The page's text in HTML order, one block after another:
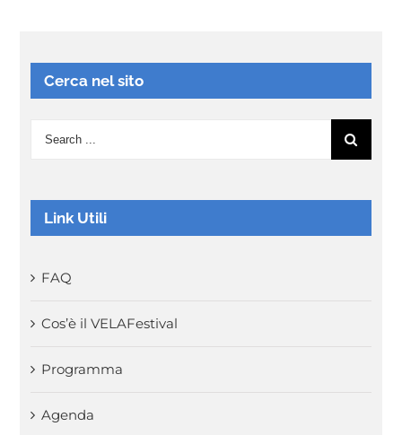
Cerca nel sito
Search
Link Utili
FAQ
Cos’è il VELAFestival
Programma
Agenda